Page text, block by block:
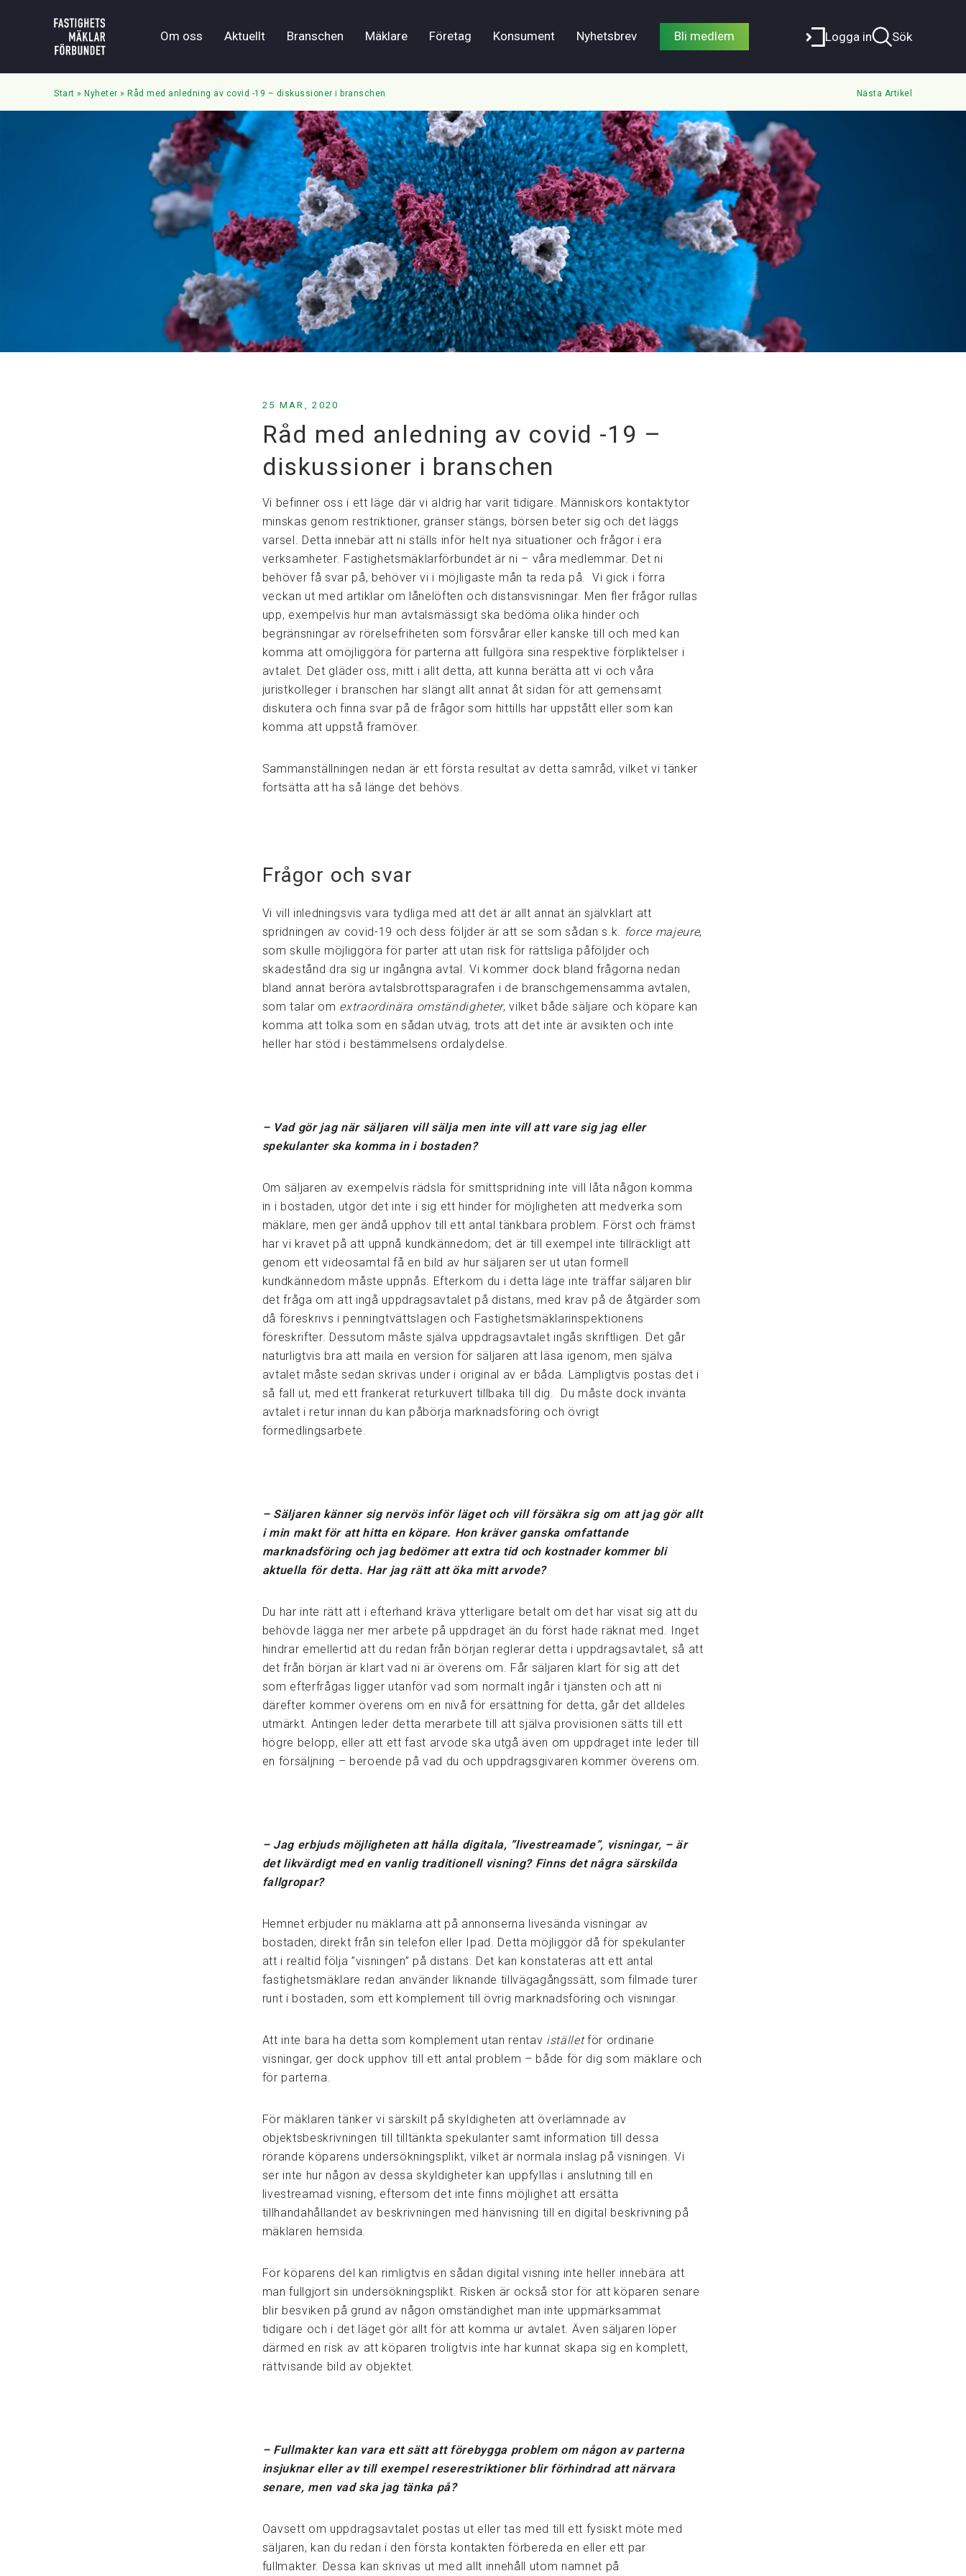
Om oss Aktuellt Branschen Mäklare Företag Konsument Nyhetsbrev Bli medlem Logga in Sök
Start » Nyheter » Råd med anledning av covid -19 – diskussioner i branschen Nästa Artikel
25 MAR, 2020
Råd med anledning av covid -19 –
diskussioner i branschen
Vi befinner oss i ett läge där vi aldrig har varit tidigare. Människors kontaktytor
minskas genom restriktioner, gränser stängs, börsen beter sig och det läggs
varsel. Detta innebär att ni ställs inför helt nya situationer och frågor i era
verksamheter. Fastighetsmäklarförbundet är ni – våra medlemmar. Det ni
behöver få svar på, behöver vi i möjligaste mån ta reda på. Vi gick i förra
veckan ut med artiklar om lånelöften och distansvisningar. Men fler frågor rullas
upp, exempelvis hur man avtalsmässigt ska bedöma olika hinder och
begränsningar av rörelsefriheten som försvårar eller kanske till och med kan
komma att omöjliggöra för parterna att fullgöra sina respektive förpliktelser i
avtalet. Det gläder oss, mitt i allt detta, att kunna berätta att vi och våra
juristkolleger i branschen har slängt allt annat åt sidan för att gemensamt
diskutera och finna svar på de frågor som hittills har uppstått eller som kan
komma att uppstå framöver.
Sammanställningen nedan är ett första resultat av detta samråd, vilket vi tänker
fortsätta att ha så länge det behövs.
Frågor och svar
Vi vill inledningsvis vara tydliga med att det är allt annat än självklart att
spridningen av covid-19 och dess följder är att se som sådan s.k.
force majeure,
som skulle möjliggöra för parter att utan risk för rättsliga påföljder och
skadestånd dra sig ur ingångna avtal. Vi kommer dock bland frågorna nedan
bland annat beröra avtalsbrottsparagrafen i de branschgemensamma avtalen,
som talar om extraordinära omständigheter, vilket både säljare och köpare kan
komma att tolka som en sådan utväg, trots att det inte är avsikten och inte
heller har stöd i bestämmelsens ordalydelse.
– Vad gör jag när säljaren vill sälja men inte vill att vare sig jag eller
spekulanter ska komma in i bostaden?
Om säljaren av exempelvis rädsla för smittspridning inte vill låta någon komma
in i bostaden, utgör det inte i sig ett hinder för möjligheten att medverka som
mäklare, men ger ändå upphov till ett antal tänkbara problem. Först och främst
har vi kravet på att uppnå kundkännedom; det är till exempel inte tillräckligt att
genom ett videosamtal få en bild av hur säljaren ser ut utan formell
kundkännedom måste uppnås. Efterkom du i detta läge inte träffar säljaren blir
det fråga om att ingå uppdragsavtalet på distans, med krav på de åtgärder som
då föreskrivs i penningtvättslagen och Fastighetsmäklarinspektionens
föreskrifter. Dessutom måste själva uppdragsavtalet ingås skriftligen. Det går
naturligtvis bra att maila en version för säljaren att läsa igenom, men själva
avtalet måste sedan skrivas under i original av er båda. Lämpligtvis postas det i
så fall ut, med ett frankerat returkuvert tillbaka till dig. Du måste dock invänta
avtalet i retur innan du kan påbörja marknadsföring och övrigt
förmedlingsarbete.
– Säljaren känner sig nervös inför läget och vill försäkra sig om att jag gör allt
i min makt för att hitta en köpare. Hon kräver ganska omfattande
marknadsföring och jag bedömer att extra tid och kostnader kommer bli
aktuella för detta. Har jag rätt att öka mitt arvode?
Du har inte rätt att i efterhand kräva ytterligare betalt om det har visat sig att du
behövde lägga ner mer arbete på uppdraget än du först hade räknat med. Inget
hindrar emellertid att du redan från början reglerar detta i uppdragsavtalet, så att
det från början är klart vad ni är överens om. Får säljaren klart för sig att det
som efterfrågas ligger utanför vad som normalt ingår i tjänsten och att ni
därefter kommer överens om en nivå för ersättning för detta, går det alldeles
utmärkt. Antingen leder detta merarbete till att själva provisionen sätts till ett
högre belopp, eller att ett fast arvode ska utgå även om uppdraget inte leder till
en försäljning – beroende på vad du och uppdragsgivaren kommer överens om.
– Jag erbjuds möjligheten att hålla digitala, ”livestreamade”, visningar, – är
det likvärdigt med en vanlig traditionell visning? Finns det några särskilda
fallgropar?
Hemnet erbjuder nu mäklarna att på annonserna livesända visningar av
bostaden; direkt från sin telefon eller Ipad. Detta möjliggör då för spekulanter
att i realtid följa ”visningen” på distans. Det kan konstateras att ett antal
fastighetsmäklare redan använder liknande tillvägagångssätt, som filmade turer
runt i bostaden, som ett komplement till övrig marknadsföring och visningar.
Att inte bara ha detta som komplement utan rentav iställetför ordinarie
visningar, ger dock upphov till ett antal problem – både för dig som mäklare och
för parterna.
För mäklaren tänker vi särskilt på skyldigheten att överlämnade av
objektsbeskrivningen till tilltänkta spekulanter samt information till dessa
rörande köparens undersökningsplikt, vilket är normala inslag på visningen. Vi
ser inte hur någon av dessa skyldigheter kan uppfyllas i anslutning till en
livestreamad visning, eftersom det inte finns möjlighet att ersätta
tillhandahållandet av beskrivningen med hänvisning till en digital beskrivning på
mäklaren hemsida.
För köparens del kan rimligtvis en sådan digital visning inte heller innebära att
man fullgjort sin undersökningsplikt. Risken är också stor för att köparen senare
blir besviken på grund av någon omständighet man inte uppmärksammat
tidigare och i det läget gör allt för att komma ur avtalet. Även säljaren löper
därmed en risk av att köparen troligtvis inte har kunnat skapa sig en komplett,
rättvisande bild av objektet.
– Fullmakter kan vara ett sätt att förebygga problem om någon av parterna
insjuknar eller av till exempel reserestriktioner blir förhindrad att närvara
senare, men vad ska jag tänka på?
Oavsett om uppdragsavtalet postas ut eller tas med till ett fysiskt möte med
säljaren, kan du redan i den första kontakten förbereda en eller ett par
fullmakter. Dessa kan skrivas ut med allt innehåll utom namnet på